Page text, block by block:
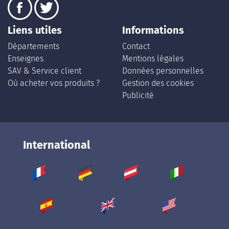
Liens utiles
Départements
Enseignes
SAV & Service client
Où acheter vos produits ?
Informations
Contact
Mentions légales
Données personnelles
Gestion des cookies
Publicité
International